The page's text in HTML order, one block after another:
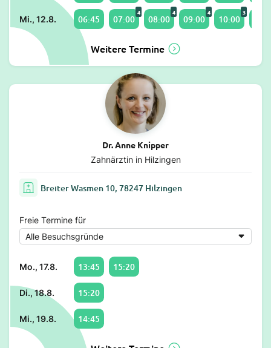
Mi., 12.8. 06:45 07:00
4
08:00
4
09:00
4
10:00
3
Weitere Termine
Dr. Anne Knipper
Zahnärztin in Hilzingen
Breiter Wasmen 10, 78247 Hilzingen
Freie Termine für
Mo., 17.8. 13:45 15:20
Di., 18.8. 15:20
Mi., 19.8. 14:45